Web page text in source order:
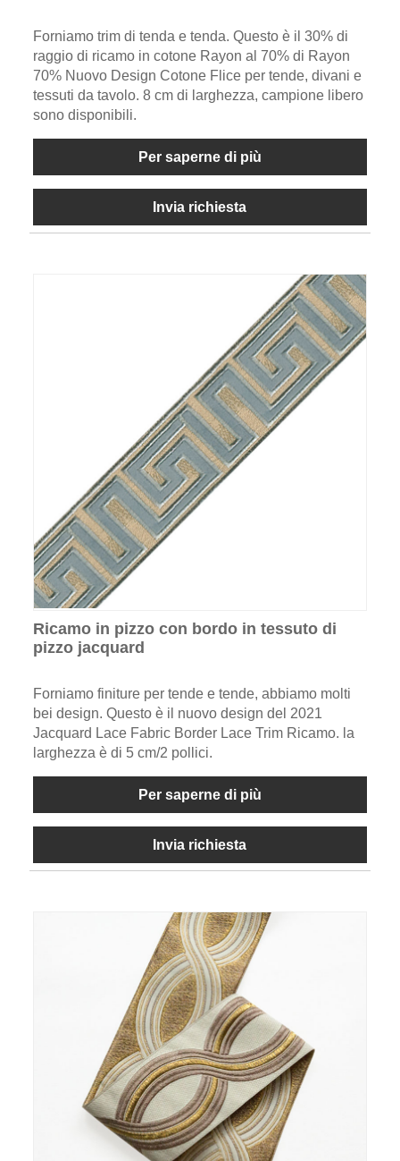
Forniamo trim di tenda e tenda. Questo è il 30% di
raggio di ricamo in cotone Rayon al 70% di Rayon
70% Nuovo Design Cotone Flice per tende, divani e
tessuti da tavolo. 8 cm di larghezza, campione libero
sono disponibili.
Per saperne di più
Invia richiesta
Ricamo in pizzo con bordo in tessuto di
pizzo jacquard
Forniamo finiture per tende e tende, abbiamo molti
bei design. Questo è il nuovo design del 2021
Jacquard Lace Fabric Border Lace Trim Ricamo. la
larghezza è di 5 cm/2 pollici.
Per saperne di più
Invia richiesta